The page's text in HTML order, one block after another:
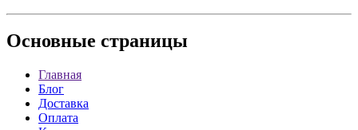
Основные страницы
Главная
Блог
Доставка
Оплата